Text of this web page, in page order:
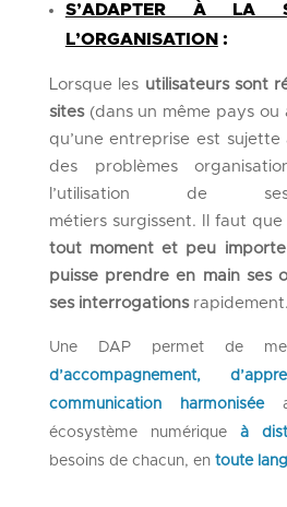
S’ADAPTER À LA
L’ORGANISATION :
Lorsque les utilisateurs sont
sites (dansun même pays ou
qu’une entreprise est sujette
des problèmes
l’utilisation de
métiers surgissent. Il faut
tout moment et peu importe
puisse prendre en main ses
ses interrogations rapidement.
Une DAP permet de
d’accompagnement,
communication harmonisée
écosystème numérique à
besoins de chacun, en toute